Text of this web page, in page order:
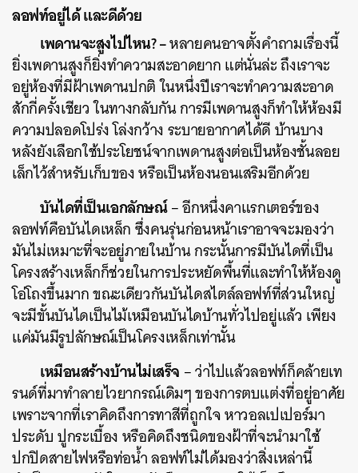
ลอฟท์อยู่ได้ และดีด้วย
เพดานจะสูงไปไหน? –หลายคนอาจตั้งคำถามเรื่องนี้
ยิ่งเพดานสูงก็ยิ่งทำความสะอาดยาก แต่นั่นล่ะ ถึงเราจะ
อยู่ห้องที่มีฝ้าเพดานปกติ ในหนึ่งปีเราจะทำความสะอาด
สักกี่ครั้งเชียว ในทางกลับกัน การมีเพดานสูงก็ทำให้ห้องมี
ความปลอดโปร่ง โล่งกว้าง ระบายอากาศได้ดี บ้านบาง
หลังยังเลือกใช้ประโยชน์จากเพดานสูงต่อเป็นห้องชั้นลอย
เล็กไว้สำหรับเก็บของ หรือเป็นห้องนอนเสริมอีกด้วย
บันไดที่เป็นเอกลักษณ์– อีกหนึ่งคาแรกเตอร์ของ
ลอฟท์คือบันไดเหล็ก ซึ่งคนรุ่นก่อนหน้าเราอาจจะมองว่า
มันไม่เหมาะที่จะอยู่ภายในบ้าน กระนั้นการมีบันไดที่เป็น
โครงสร้างเหล็กก็ช่วยในการประหยัดพื้นที่และทำให้ห้องดู
โอ่โถงขึ้นมาก ขณะเดียวกันบันไดสไตล์ลอฟท์ที่ส่วนใหญ่
จะมีขั้นบันไดเป็นไม้เหมือนบันไดบ้านทั่วไปอยู่แล้ว เพียง
แค่มันมีรูปลักษณ์เป็นโครงเหล็กเท่านั้น
เหมือนสร้างบ้านไม่เสร็จ – ว่าไปแล้วลอฟท์ก็คล้ายเท
รนด์ที่มาทำลายไวยากรณ์เดิมๆ ของการตบแต่งที่อยู่อาศัย
เพราะจากที่เราคิดถึงการทาสีที่ถูกใจ หาวอลเปเปอร์มา
ประดับ ปูกระเบื้อง หรือคิดถึงชนิดของฝ้าที่จะนำมาใช้
ปกปิดสายไฟหรือท่อน้ำ ลอฟท์ไม่ได้มองว่าสิ่งเหล่านี้